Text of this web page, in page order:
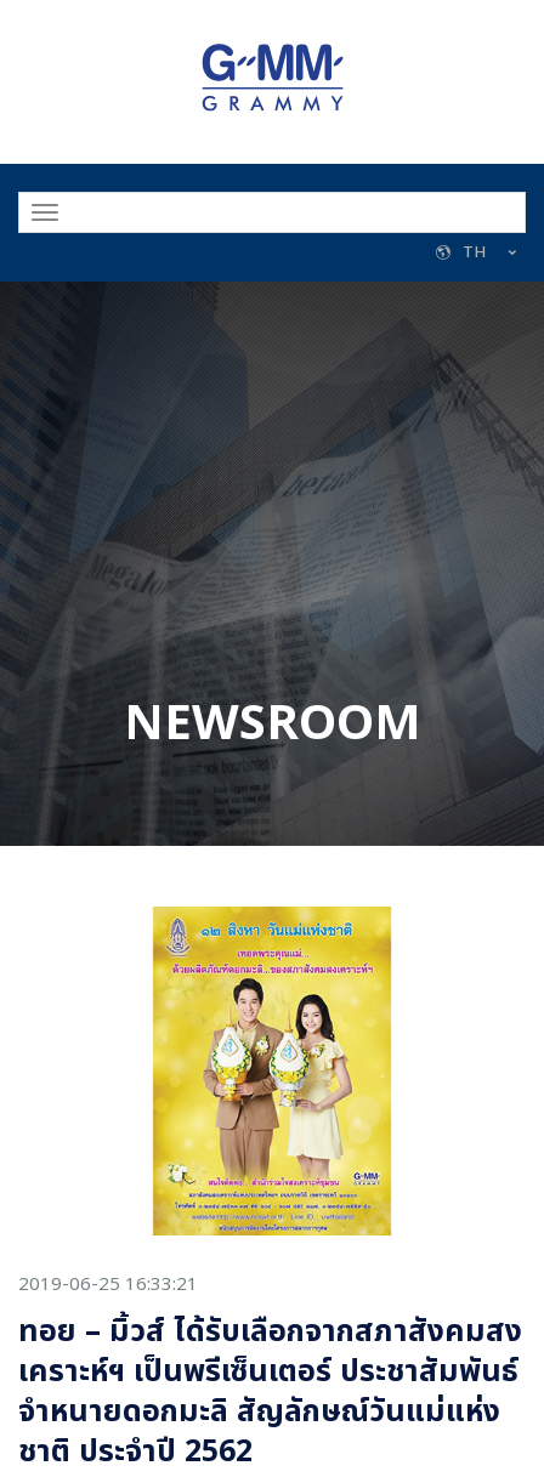
TH
NEWSROOM
2019-06-25 16:33:21
ทอย – มิ้วส์ ได้รับเลือกจากสภาสังคมสง
เคราะห์ฯ เป็นพรีเซ็นเตอร์ ประชาสัมพันธ์
จำหนายดอกมะลิ สัญลักษณ์วันแม่แห่ง
ชาติ ประจำปี 2562